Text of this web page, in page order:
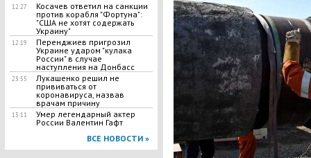
12:27
​Косачев ответил на санкции
против корабля "Фортуна":
"США не хотят содержать
Украину"
12:19
Перенджиев пригрозил
Украине ударом "кулака
России" в случае
наступления на Донбасс
23:55
Лукашенко решил не
прививаться от
коронавируса, назвав
врачам причину
13:11
Умер легендарный актер
России Валентин Гафт
ВСЕ НОВОСТИ »